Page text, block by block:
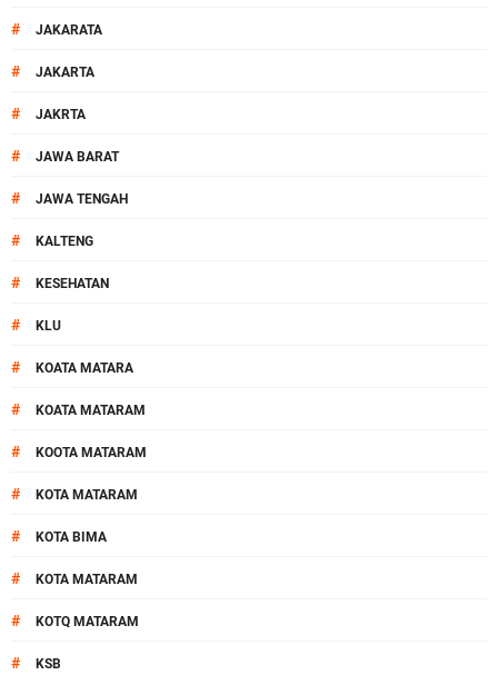
# JAKARATA
# JAKARTA
# JAKRTA
# JAWA BARAT
# JAWA TENGAH
# KALTENG
# KESEHATAN
# KLU
# KOATA MATARA
# KOATA MATARAM
# KOOTA MATARAM
# KOTA MATARAM
# KOTA BIMA
# KOTA MATARAM
# KOTQ MATARAM
# KSB